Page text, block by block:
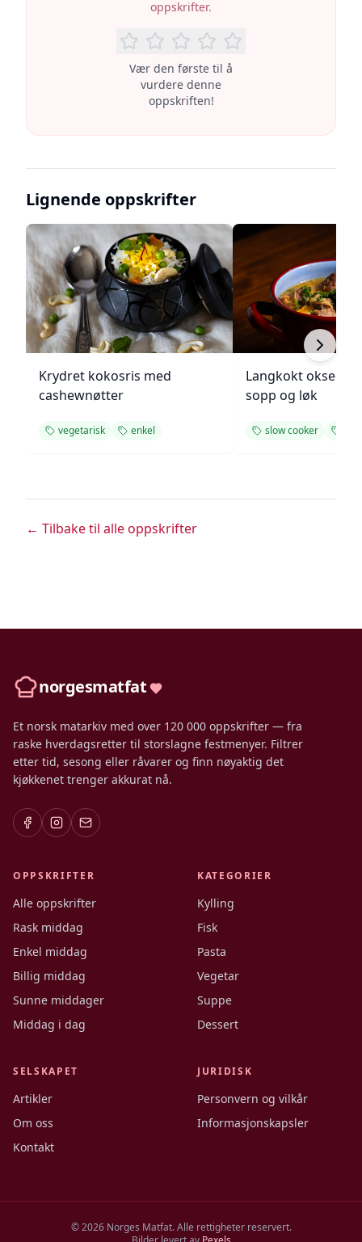
oppskrifter.
Vær den første til å
vurdere denne
oppskriften!
Lignende oppskrifter
Krydret kokosris med
cashewnøtter
vegetarisk enkel
Langkokt
sopp og løk
slow cooker
← Tilbake til alle oppskrifter
norgesmatfat
Et norsk matarkiv med over 120 000 oppskrifter — fra
raske hverdagsretter til storslagne festmenyer. Filtrer
etter tid, sesong eller råvarer og finn nøyaktig det
kjøkkenet trenger akkurat nå.
OPPSKRIFTER
Alle oppskrifter
Rask middag
Enkel middag
Billig middag
Sunne middager
Middag i dag
KATEGORIER
Kylling
Fisk
Pasta
Vegetar
Suppe
Dessert
SELSKAPET
Artikler
Om oss
Kontakt
JURIDISK
Personvern og vilkår
Informasjonskapsler
©2026Norges Matfat. Alle rettigheter reservert.